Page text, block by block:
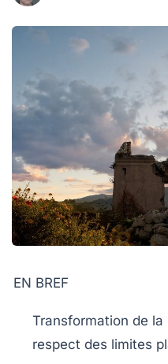
EN BREF
Transformation de la
respect des limites